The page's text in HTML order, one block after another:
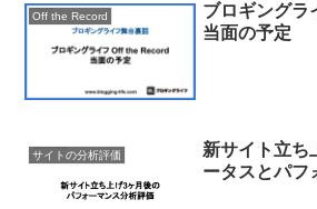
Off the Record
ブロギングラ
当面の予定
サイトの分析評価
新サイト立ち
ータスとパフ